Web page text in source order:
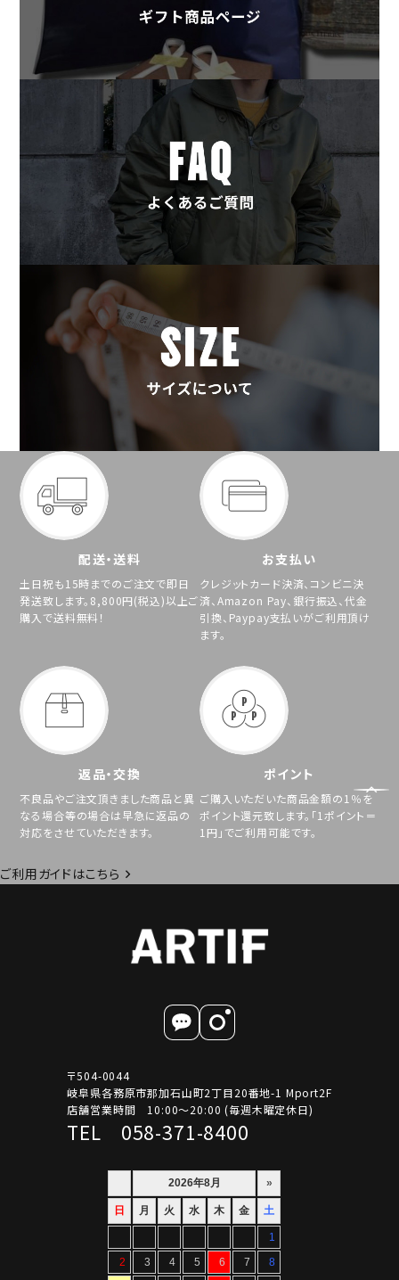
配送・送料
土日祝も15時までのご注文で即日
発送致します。8,800円(税込)以上ご
購入で送料無料！
お支払い
クレジットカード決済、コンビニ決
済、Amazon Pay、銀行振込、代金
引換、Paypay支払いがご利用頂け
ます。
返品・交換
不良品やご注文頂きました商品と異
なる場合等の場合は早急に返品の
対応をさせていただきます。
ポイント
ご購入いただいた商品金額の1％を
ポイント還元致します。「1ポイント＝
1円」でご利用可能です。
ご利用ガイドはこちら
〒504-0044
岐阜県各務原市那加石山町2丁目20番地-1 Mport2F
店舗営業時間 10:00～20:00 (毎週木曜定休日)
TEL 058-371-8400